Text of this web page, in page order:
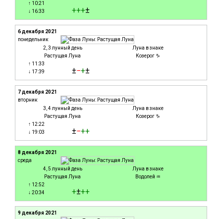
↑ 10:21
↓ 16:33
+++±
6 декабря 2021
понедельник
2, 3 лунный день
Растущая Луна
Луна в знаке
Козерог ♑
↑ 11:33
↓ 17:39
±−+±
7 декабря 2021
вторник
3, 4 лунный день
Растущая Луна
Луна в знаке
Козерог ♑
↑ 12:22
↓ 19:03
±−++
8 декабря 2021
среда
4, 5 лунный день
Растущая Луна
Луна в знаке
Водолей ♒
↑ 12:52
↓ 20:34
+±++
9 декабря 2021